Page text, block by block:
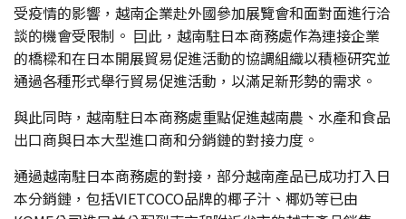
受疫情的影響，越南企業赴外國參加展覽會和面對面進行洽
談的機會受限制。 囙此，越南駐日本商務處作為連接企業
的橋樑和在日本開展貿易促進活動的協調組織以積極研究並
通過各種形式舉行貿易促進活動，以滿足新形勢的需求。
與此同時，越南駐日本商務處重點促進越南農、水產和食品
出口商與日本大型進口商和分銷鏈的對接力度。
通過越南駐日本商務處的對接，部分越南產品已成功打入日
本分銷鏈，包括VIETCOCO品牌的椰子汁、椰奶等已由